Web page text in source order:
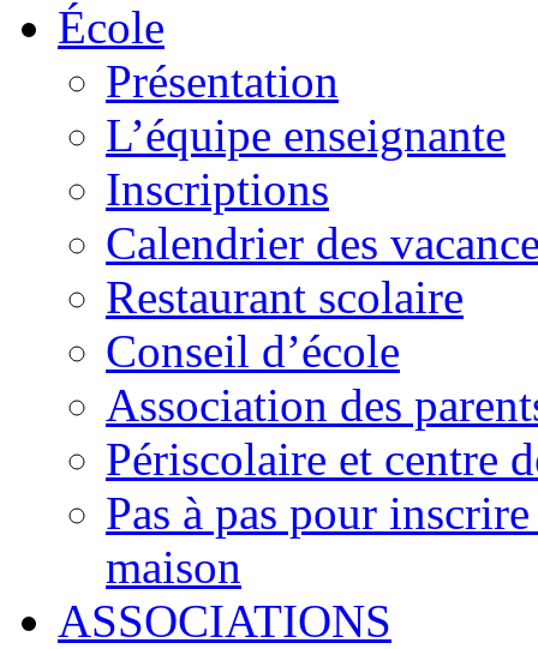
École
Présentation
L’équipe enseignante
Inscriptions
Calendrier des
Restaurant scolaire
Conseil d’école
Association des
Périscolaire et centre
Pas à pas pour
maison
ASSOCIATIONS